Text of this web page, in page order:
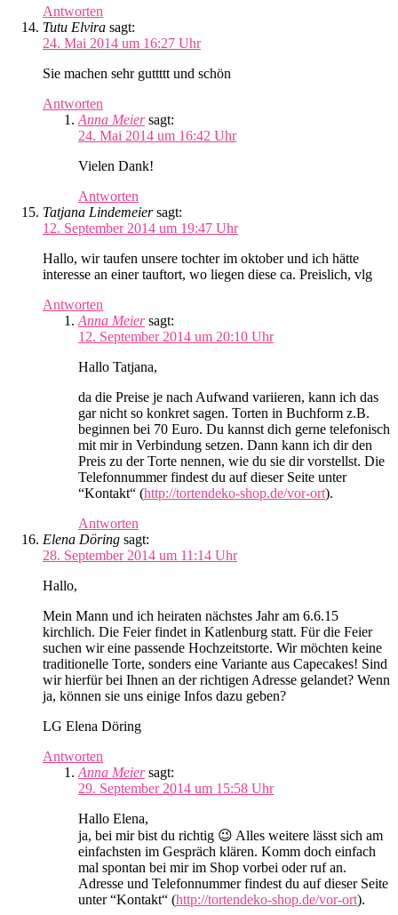
Antworten
Tutu Elvira sagt:
24. Mai 2014 um 16:27 Uhr
Sie machen sehr guttttt und schön
Antworten
Anna Meier sagt:
24. Mai 2014 um 16:42 Uhr
Vielen Dank!
Antworten
Tatjana Lindemeier sagt:
12. September 2014 um 19:47 Uhr
Hallo, wir taufen unsere tochter im oktober und ich hätte
interesse an einer tauftort, wo liegen diese ca. Preislich, vlg
Antworten
Anna Meier sagt:
12. September 2014 um 20:10 Uhr
Hallo Tatjana,
da die Preise je nach Aufwand variieren, kann ich das
gar nicht so konkret sagen. Torten in Buchform z.B.
beginnen bei 70 Euro. Du kannst dich gerne telefonisch
mit mir in Verbindung setzen. Dann kann ich dir den
Preis zu der Torte nennen, wie du sie dir vorstellst. Die
Telefonnummer findest du auf dieser Seite unter
“Kontakt“ (http://tortendeko-shop.de/vor-ort).
Antworten
Elena Döring sagt:
28. September 2014 um 11:14 Uhr
Hallo,
Mein Mann und ich heiraten nächstes Jahr am 6.6.15
kirchlich. Die Feier findet in Katlenburg statt. Für die Feier
suchen wir eine passende Hochzeitstorte. Wir möchten keine
traditionelle Torte, sonders eine Variante aus Capecakes! Sind
wir hierfür bei Ihnen an der richtigen Adresse gelandet? Wenn
ja, können sie uns einige Infos dazu geben?
LG Elena Döring
Antworten
Anna Meier sagt:
29. September 2014 um 15:58 Uhr
Hallo Elena,
ja, bei mir bist du richtig 😉 Alles weitere lässt sich am
einfachsten im Gespräch klären. Komm doch einfach
mal spontan bei mir im Shop vorbei oder ruf an.
Adresse und Telefonnummer findest du auf dieser Seite
unter “Kontakt“ (http://tortendeko-shop.de/vor-ort).